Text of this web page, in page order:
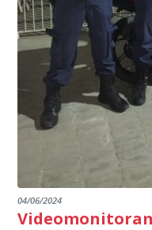
Educação em
outros) são todos
dos educandos. Tudo
Ministério
emocionantes de
escuta pública.
promover uma
dialogada em prol do
04/06/2024